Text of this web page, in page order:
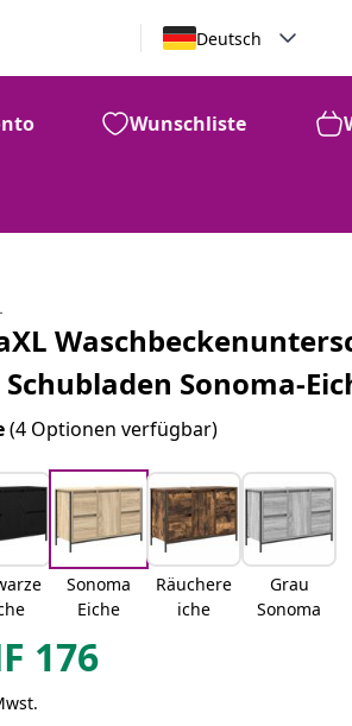
Deutsch
Wunschliste
Sonoma-
(4 Optionen verfügbar)
Sonoma
Eiche
Räuchere
iche
Grau
Sonoma
176